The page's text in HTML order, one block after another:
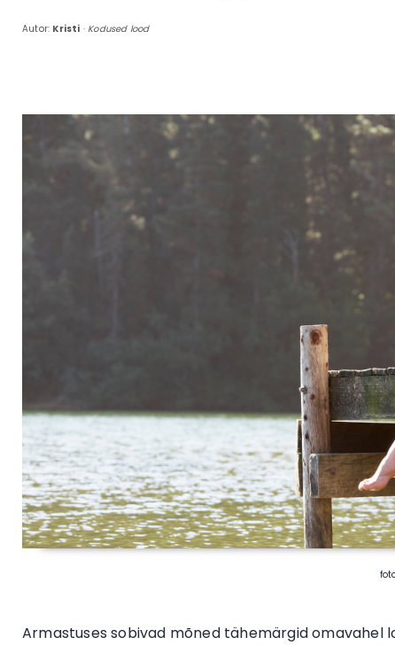
Autor: Kristi · Kodused lood
Armastuses sobivad mõned tähemärgid omavahel